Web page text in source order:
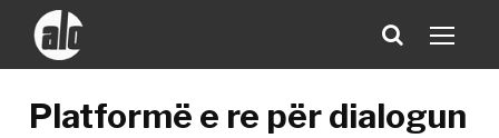
Platformë e re për dialogun